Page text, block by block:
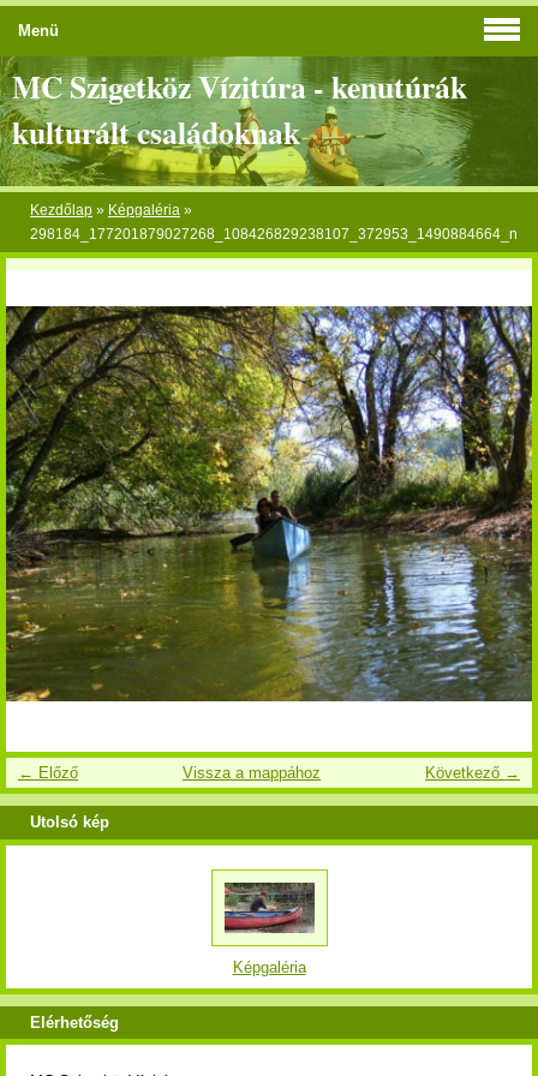
MC Szigetköz Vízitúra - kenutúrák
kulturált családoknak
Kezdőlap » Képgaléria »
298184_177201879027268_108426829238107_372953_1490884664_n
← Előző Következő →
Vissza a mappához
Menü
Utolsó kép
Képgaléria
Elérhetőség